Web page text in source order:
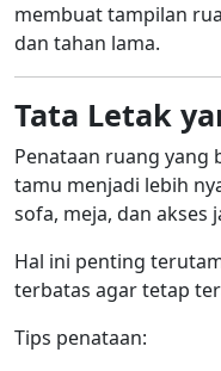
membuat tampilan
dan tahan lama.
Tata Letak
Penataan ruang yang
tamu menjadi lebih
sofa, meja, dan akses
Hal ini penting
terbatas agar tetap
Tips penataan: